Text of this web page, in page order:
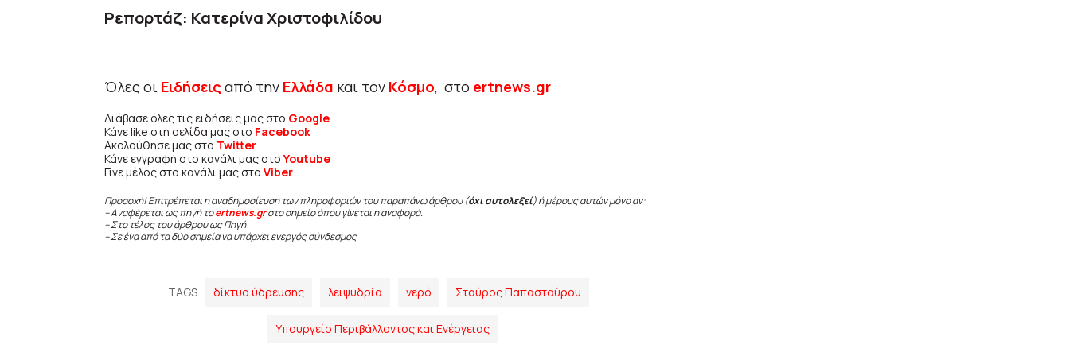
Ρεπορτάζ: Κατερίνα Χριστοφιλίδου
Όλες οι Ειδήσεις από την Ελλάδα και τον Κόσμο, στο ertnews.gr
Διάβασε όλες τις ειδήσεις μας στο Google
Κάνε like στη σελίδα μας στο Facebook
Ακολούθησε μας στο Twitter
Κάνε εγγραφή στο κανάλι μας στοYoutube
Γίνε μέλος στο κανάλι μας στο Viber
Προσοχή! Επιτρέπεται η αναδημοσίευση των πληροφοριών του παραπάνω άρθρου (όχι αυτολεξεί) ή μέρους αυτών μόνο αν:
– Αναφέρεται ως πηγή τοertnews.gr στο σημείο όπου γίνεται η αναφορά.
– Στο τέλος του άρθρου ως Πηγή
– Σε ένα από τα δύο σημεία να υπάρχει ενεργός σύνδεσμος
TAGS δίκτυο ύδρευσης λειψυδρία νερό Σταύρος Παπασταύρου
Υπουργείο Περιβάλλοντος και Ενέργειας